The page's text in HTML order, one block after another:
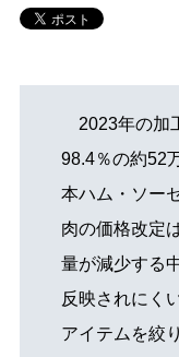
2023年の加
98.4％の約52
本ハム・ソー
肉の価格改定
量が減少する
反映されにく
アイテムを絞